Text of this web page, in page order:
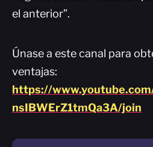
el anterior”.
Únase a este canal para
ventajas:
https://
nsIBWErZ1tmQa3A/join